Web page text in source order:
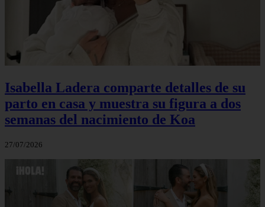
Isabella Ladera comparte detalles de su
parto en casa y muestra su figura a dos
semanas del nacimiento de Koa
27/07/2026